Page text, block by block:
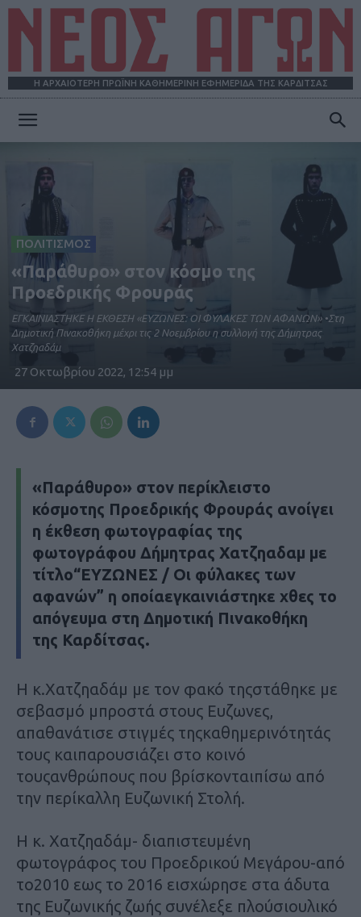
Η ΑΡΧΑΙΟΤΕΡΗ ΠΡΩΪΝΗ ΚΑΘΗΜΕΡΙΝΗ ΕΦΗΜΕΡΙΔΑ ΤΗΣ ΚΑΡΔΙΤΣΑΣ
ΑΓΩΝ
ΠΟΛΙΤΙΣΜΟΣ
«Παράθυρο» στον κόσμο της
Προεδρικής Φρουράς
ΕΓΚΑΙΝΙΑΣΤΗΚΕ Η ΕΚΘΕΣΗ «ΕΥΖΩΝΕΣ: ΟΙ ΦΥΛΑΚΕΣ ΤΩΝ ΑΦΑΝΩΝ» •Στη
Δημοτική Πινακοθήκη μέχρι τις 2 Νοεμβρίου η συλλογή της Δήμητρας
Χατζηαδάμ
27 Οκτωβρίου 2022, 12:54 μμ
«Παράθυρο» στον περίκλειστο
κόσμοτης Προεδρικής Φρουράς ανοίγει
η έκθεση φωτογραφίας της
φωτογράφου Δήμητρας Χατζηαδαμ με
τίτλο“ΕΥΖΩΝΕΣ / Οι φύλακες των
αφανών” η οποίαεγκαινιάστηκε χθες το
απόγευμα στη Δημοτική Πινακοθήκη
της Καρδίτσας.
Η κ.Χατζηαδάμ με τον φακό τηςστάθηκε με
σεβασμό μπροστά στους Ευζωνες,
απαθανάτισε στιγμές τηςκαθημερινότητάς
τους καιπαρουσιάζει στο κοινό
τουςανθρώπους που βρίσκονταιπίσω από
την περίκαλλη Ευζωνική Στολή.
Η κ. Χατζηαδάμ- διαπιστευμένη
φωτογράφος του Προεδρικού Μεγάρου-από
το2010 εως το 2016 εισχώρησε στα άδυτα
της Ευζωνικής ζωής συνέλεξε πλούσιουλικό